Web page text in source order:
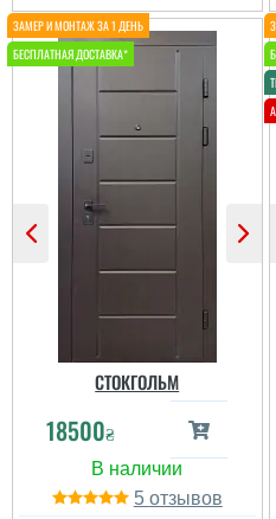
В магазині дуже великий
вибір і дуже
модель. Встановили
читати всі відгуки
СТОКГОЛЬМ
18500₴
5